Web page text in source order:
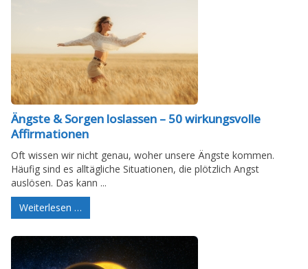
Ängste & Sorgen loslassen – 50 wirkungsvolle
Affirmationen
Oft wissen wir nicht genau, woher unsere Ängste kommen.
Häufig sind es alltägliche Situationen, die plötzlich Angst
auslösen. Das kann ...
Weiterlesen …